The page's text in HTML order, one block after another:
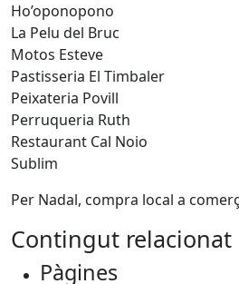
Ho’oponopono
La Pelu del Bruc
Motos Esteve
Pastisseria El Timbaler
Peixateria Povill
Perruqueria Ruth
Restaurant Cal Noio
Sublim
Per Nadal, compra local a
Contingut relacionat
Pàgines